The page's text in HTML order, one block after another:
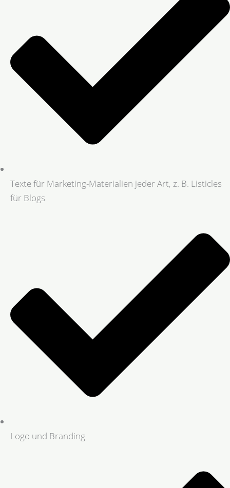
Texte für Marketing-Materialien jeder Art, z. B. Listicles
für Blogs
Logo und Branding